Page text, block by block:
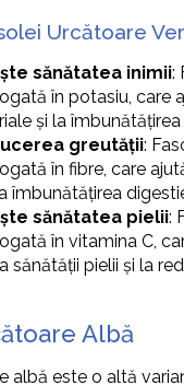
Urcătoare
sănătatea inimii:
în potasiu, care
și la îmbunătățirea
greutății:
în fibre, care
îmbunătățirea
sănătatea pielii:
în vitamina C,
sănătății pielii și la
Albă
albă este o altă